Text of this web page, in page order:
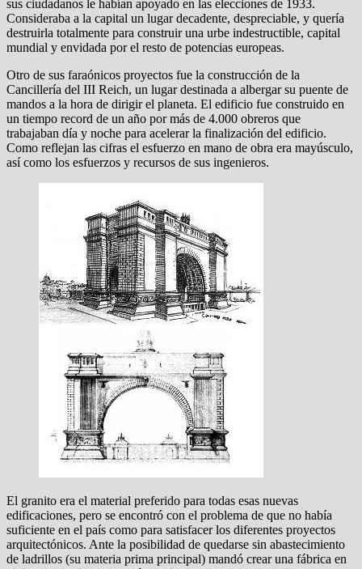
sus ciudadanos le habían apoyado en las elecciones de 1933.
Consideraba a la capital un lugar decadente, despreciable, y quería
destruirla totalmente para construir una urbe indestructible, capital
mundial y envidada por el resto de potencias europeas.
Otro de sus faraónicos proyectos fue la construcción de la
Cancillería del III Reich, un lugar destinada a albergar su puente de
mandos a la hora de dirigir el planeta. El edificio fue construido en
un tiempo record de un año por más de 4.000 obreros que
trabajaban día y noche para acelerar la finalización del edificio.
Como reflejan las cifras el esfuerzo en mano de obra era mayúsculo,
así como los esfuerzos y recursos de sus ingenieros.
El granito era el material preferido para todas esas nuevas
edificaciones, pero se encontró con el problema de que no había
suficiente en el país como para satisfacer los diferentes proyectos
arquitectónicos. Ante la posibilidad de quedarse sin abastecimiento
de ladrillos (su materia prima principal) mandó crear una fábrica en